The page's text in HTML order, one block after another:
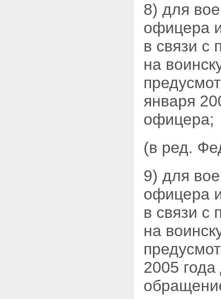
8) для
офицера
в связи с
на
января
офицера;
(в ред.
9) для
офицера
в связи с
на
2005